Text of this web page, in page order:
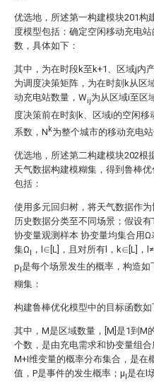
优选地，所述第一构建模块201构
度模型包括：确定空闲移动充电
数，具体如下：
其中， 为在时段k至k+1、区域j内
为调度决策矩阵， 为在时刻k从区
动充电站数量， Wij为从区域i至区
度决策前在时刻k、区域i的空闲
系数，Nk为整个城市的移动充电站
优选地，所述第二构建模块202根
天气数据构建模糊集，得到鲁棒
包括：
使用多元回归树，将天气数据作
历史数据分类至不同场景；假设
协变量观测样本 协变量均集合用Ω
集Ωl ，l∈[L]，且对所有l，k∈[L]，
pl是每个场景发生的概率，构造如
糊集：
构建鲁棒优化模型中的目标函数如
其中，M是区域数量，[M]是1到M
个数， 是由充电需求和协变量组合
M+I维变量的概率分布集合， 是在
值，P是事件的发生概率；μl是在l